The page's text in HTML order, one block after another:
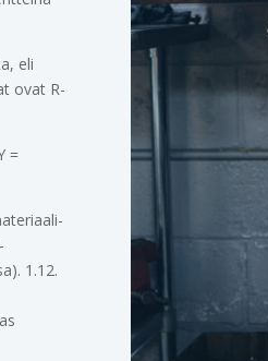
eli
ovat R-
=
1.12.